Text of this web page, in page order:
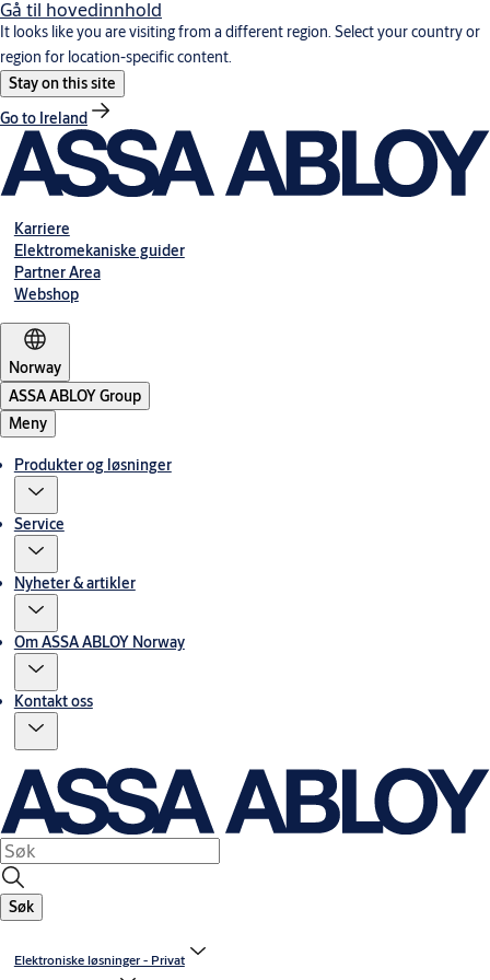
Gå til hovedinnhold
It looks like you are visiting from a different region. Select your country or
region for location-specific content.
Stay on this site
Go to Ireland
Karriere
Elektromekaniske guider
Partner Area
Webshop
Norway
ASSA ABLOY Group
Meny
Produkter og løsninger
Service
Nyheter & artikler
Om ASSA ABLOY Norway
Kontakt oss
Søk
Elektroniske løsninger - Privat